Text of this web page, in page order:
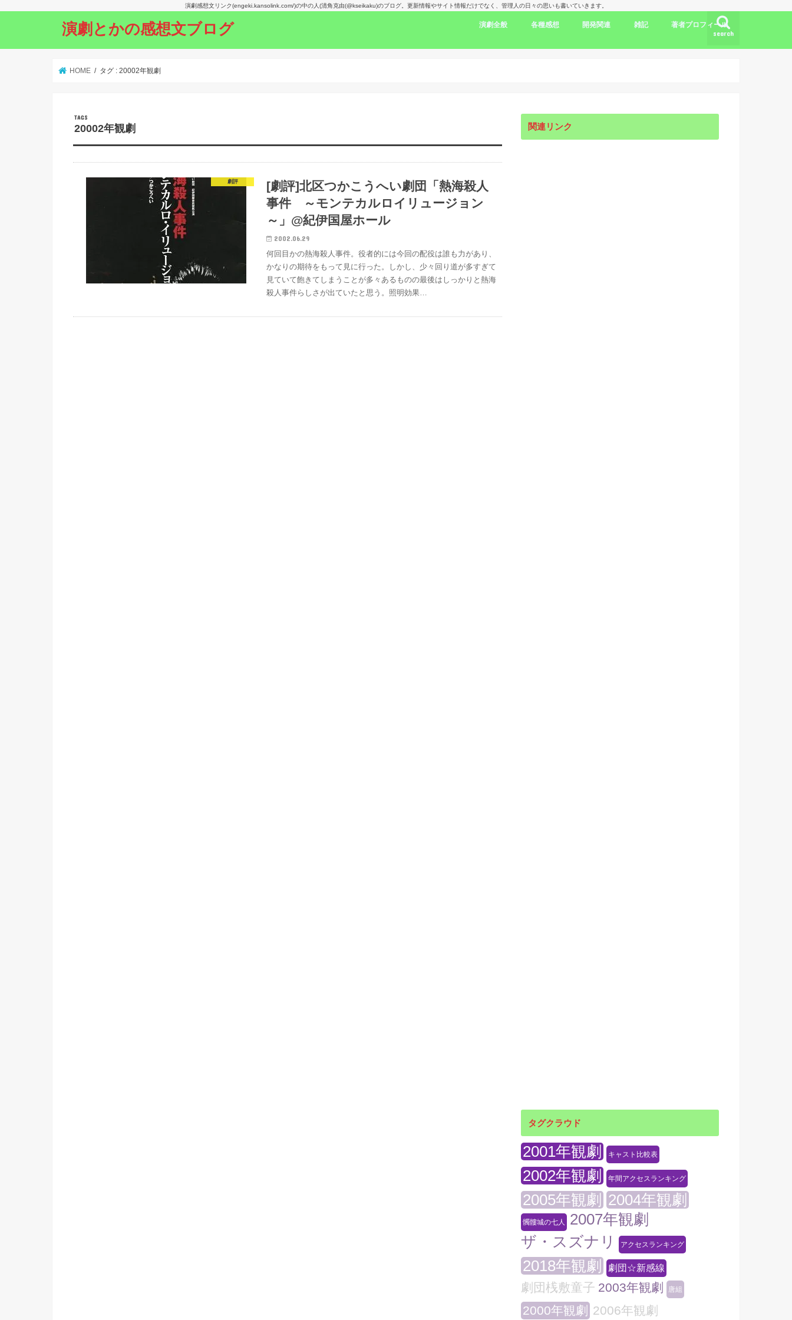
演劇感想文リンク(engeki.kansolink.com/)の中の人(清角克由(@kseikaku)のブログ。更新情報やサイト情報だけでなく、管理人の日々の思いも書いていきます。
演劇とかの感想文ブログ search
演劇全般
演劇感想文リンク
舞台で見た人のドラマ出演情報
楽しみな舞台！
演劇賞
各種感想
劇評 海外劇評
書評 KDP
映画評
旅行記
開発関連
開発言語
iPhone/Mac
WordPress
Ubuntu
集合知/人工知能
雑記
日本
アメリカ
韓国
中国
著者プロフィール
HOME タグ : 20002年観劇
20002年観劇
劇評
[劇評]北区つかこうへい劇団「熱海殺人
事件 ～モンテカルロイリュージョン
～」@紀伊国屋ホール
2002.06.29
何回目かの熱海殺人事件。役者的には今回の配役は誰も力があり、
かなりの期待をもって見に行った。しかし、少々回り道が多すぎて
見ていて飽きてしまうことが多々あるものの最後はしっかりと熱海
殺人事件らしさが出ていたと思う。照明効果…
関連リンク
タグクラウド
2001年観劇 キャスト比較表
2002年観劇 年間アクセスランキング
2005年観劇 2004年観劇
髑髏城の七人
2007年観劇
ザ・スズナリ
アクセスランキング
2018年観劇 劇団☆新感線
劇団桟敷童子 2003年観劇 唐組
2000年観劇
2006年観劇